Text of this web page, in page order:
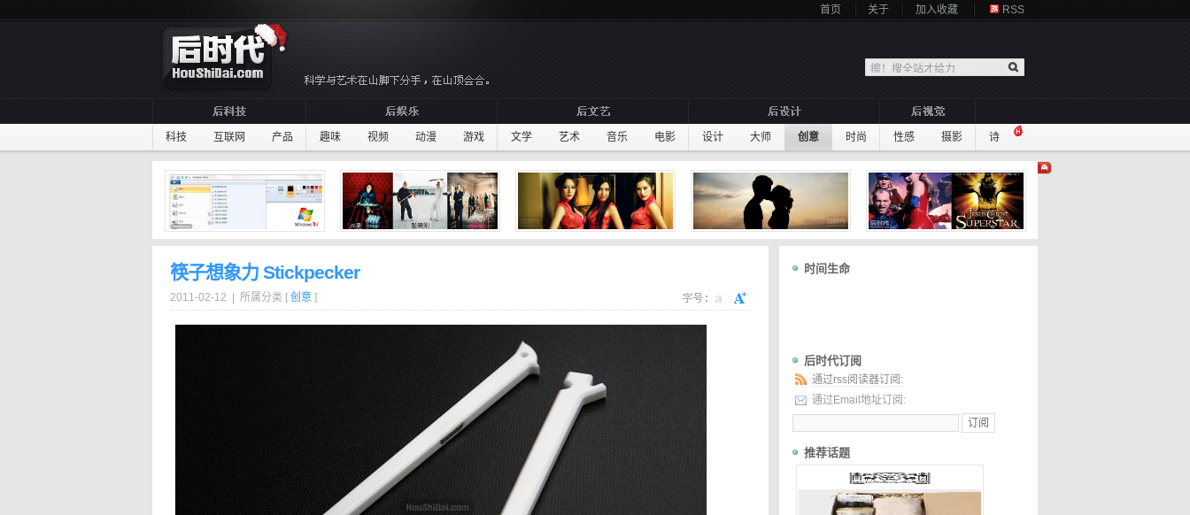
首页 关于 加入收藏 RSS
科技 互联网 产品 趣味 视频 动漫 游戏 文学 艺术 音乐 电影 设计 大师 创意 时尚 性感 摄影 诗
筷子想象力 Stickpecker
2011-02-12 | 所属分类 [ 创意 ]
时间生命
后时代订阅
通过rss阅读器订阅:
通过Email地址订阅:
推荐话题